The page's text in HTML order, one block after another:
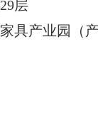
层
具产业园（